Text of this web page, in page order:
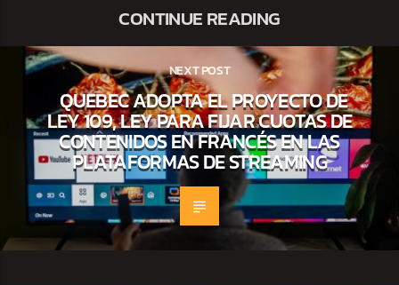
CONTINUE READING
NEXT POST
QUEBEC ADOPTA EL PROYECTO DE
LEY 109, LEY PARA FIJAR CUOTAS DE
CONTENIDOS EN FRANCÉS EN LAS
PLATAFORMAS DE STREAMING